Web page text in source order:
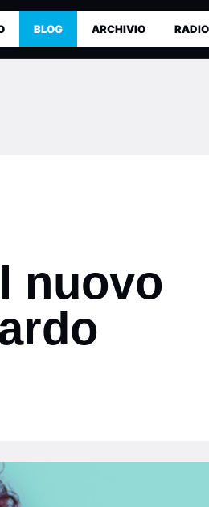
BLOG ARCHIVIO
nuovo